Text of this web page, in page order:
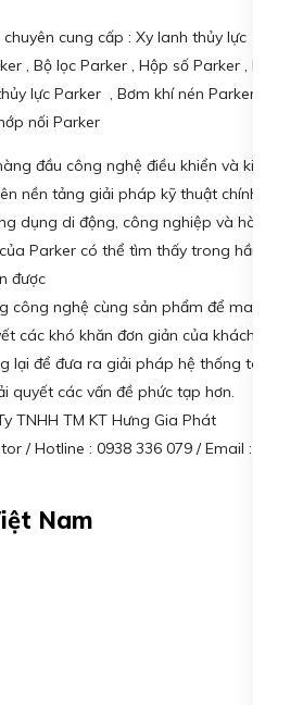
cung cấp : Xy lanh thủy lực
, Bộ lọc Parker , Hộp số Parker , Bộ
lực Parker , Bơm khí nén Parker ,
nối Parker
đầu công nghệ điều khiển và kiểm
nền tảng giải pháp kỹ thuật chính xác
dụng di động, công nghiệp và hàng
Parker có thể tìm thấy trong hầu hết
được
nghệ cùng sản phẩm để mang lại
các khó khăn đơn giản của khách
lại để đưa ra giải pháp hệ thống toàn
quyết các vấn đề phức tạp hơn.
TNHH TM KT Hưng Gia Phát
/ Hotline : 0938 336 079 / Email :
Nam